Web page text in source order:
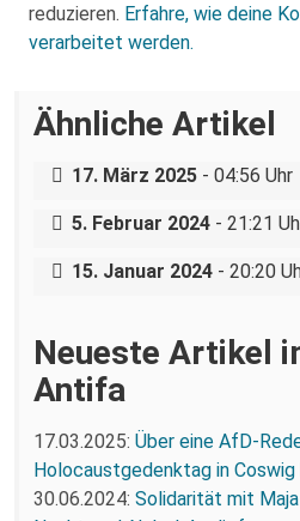
reduzieren. Erfahre, wie deine
verarbeitet werden.
Ähnliche Artikel
Holocaustgedenktag in
17. März 2025 - 04:56 Uhr
Gedenken an die Opfer
Nationalsozialismus –
5. Februar 2024 - 21:21
Status quo: Eine
#wirstreiken im
15. Januar 2024 - 20:20
Neueste Artikel
Antifa
17.03.2025: Über eine AfD-
Holocaustgedenktag in Coswig
30.06.2024: Solidarität mit